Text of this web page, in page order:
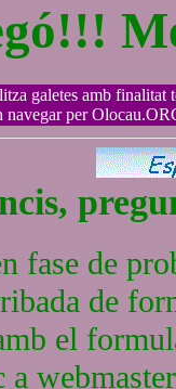
galetes amb finalitat
navegar per
fase de
de
el